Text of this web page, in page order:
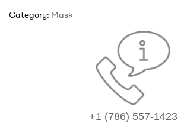
Category: Mask
+1 (786) 557-1423